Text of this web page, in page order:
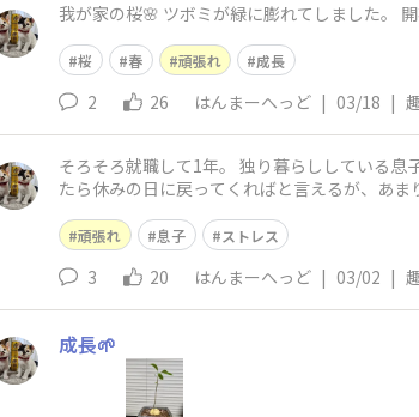
我が家の桜🌸 ツボミが緑に膨れてしました。
桜 春 頑張れ 成長
2 26 はんまーへっど | 03/18 |
そろそろ就職して1年。 独り暮らししている息
たら休みの日に戻ってくればと言えるが、あ
頑張れ 息子 ストレス
3 20 はんまーへっど | 03/02 |
成長🌱